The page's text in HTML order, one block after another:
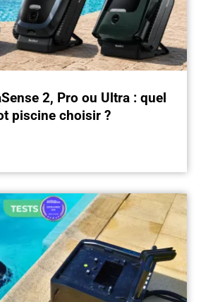
2, Pro ou Ultra : quel
piscine choisir ?